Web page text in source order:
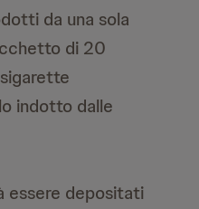
da una sola
di 20
indotto dalle
essere depositati